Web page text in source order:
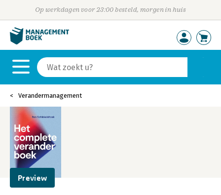
Op werkdagen voor 23:00 besteld, morgen in huis
Verandermanagement
Preview